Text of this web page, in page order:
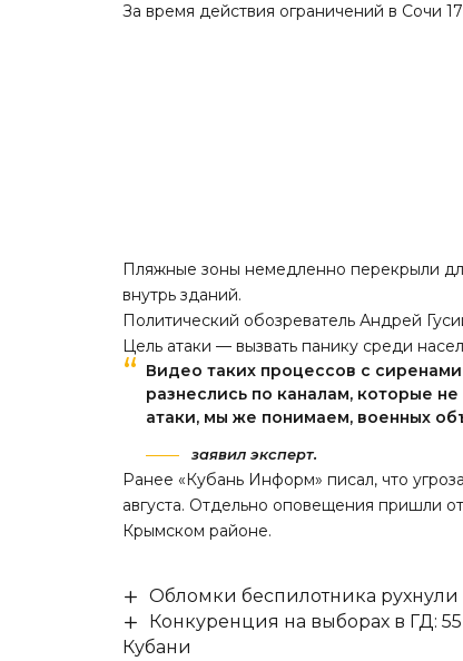
За время действия ограничений в Сочи
Пляжные зоны немедленно перекрыли
внутрь зданий.
Политический обозреватель Андрей
Цель атаки — вызвать панику среди
Видео таких процессов с
разнеслись по каналам, которые
атаки, мы же понимаем, военных
заявил эксперт.
Ранее «Кубань Информ» писал, что
августа. Отдельно оповещения пришли
Крымском районе.
Обломки беспилотника рухнули
Конкуренция на выборах в ГД:
Кубани